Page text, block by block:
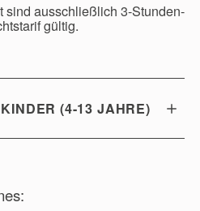
sind ausschließlich 3-Stunden-
gültig.
(4-13 JAHRE)